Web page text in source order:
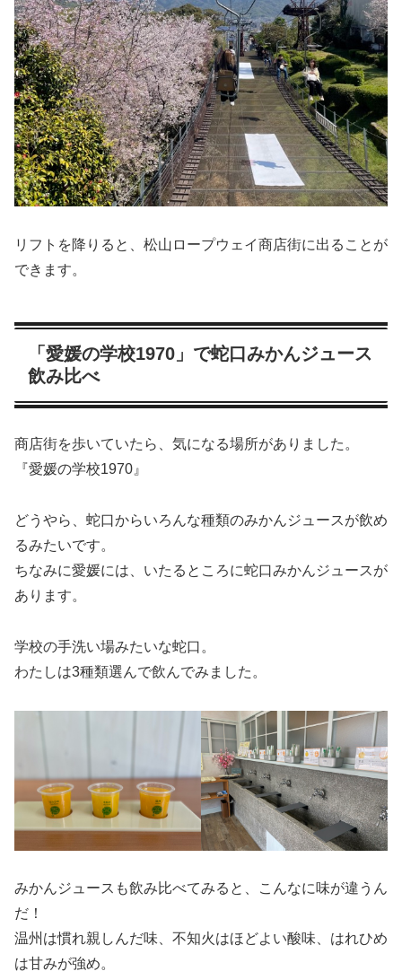
リフトを降りると、松山ロープウェイ商店街に出ることが
できます。
「愛媛の学校1970」で蛇口みかんジュース
飲み比べ
商店街を歩いていたら、気になる場所がありました。
『愛媛の学校1970』
どうやら、蛇口からいろんな種類のみかんジュースが飲め
るみたいです。
ちなみに愛媛には、いたるところに蛇口みかんジュースが
あります。
学校の手洗い場みたいな蛇口。
わたしは3種類選んで飲んでみました。
みかんジュースも飲み比べてみると、こんなに味が違うん
だ！
温州は慣れ親しんだ味、不知火はほどよい酸味、はれひめ
は甘みが強め。